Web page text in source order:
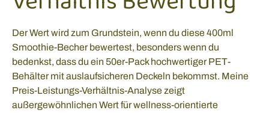
Der Wert wird zum Grundstein, wenn du diese 400ml
Smoothie-Becher bewertest, besonders wenn du
bedenkst, dass du ein 50er-Pack hochwertiger PET-
Behälter mit auslaufsicheren Deckeln bekommst. Meine
Preis-Leistungs-Verhältnis-Analyse zeigt
außergewöhnlichen Wert für wellness-orientierte